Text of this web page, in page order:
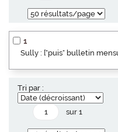
1
Sully : ["puis" bulletin
Tri par :
sur 1